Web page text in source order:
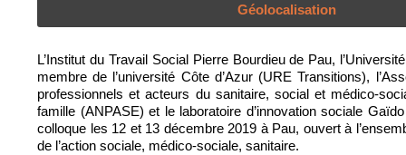
Géolocalisation
L’Institut du Travail Social Pierre Bourdieu de Pau,
membre de l’université Côte d’Azur (URE Transitions),
professionnels et acteurs du sanitaire, social et médico-
famille (ANPASE) et le laboratoire d’innovation sociale
colloque les 12 et 13 décembre 2019 à Pau, ouvert à
de l’action sociale, médico-sociale, sanitaire.